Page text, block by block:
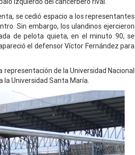
se cedió espacio a los representantes
Sin embargo, los ulandinos ejercieron
de pelota quieta, en el minuto 90, se
el defensor Víctor Fernández para
de la Universidad Nacional
la Universidad Santa María.